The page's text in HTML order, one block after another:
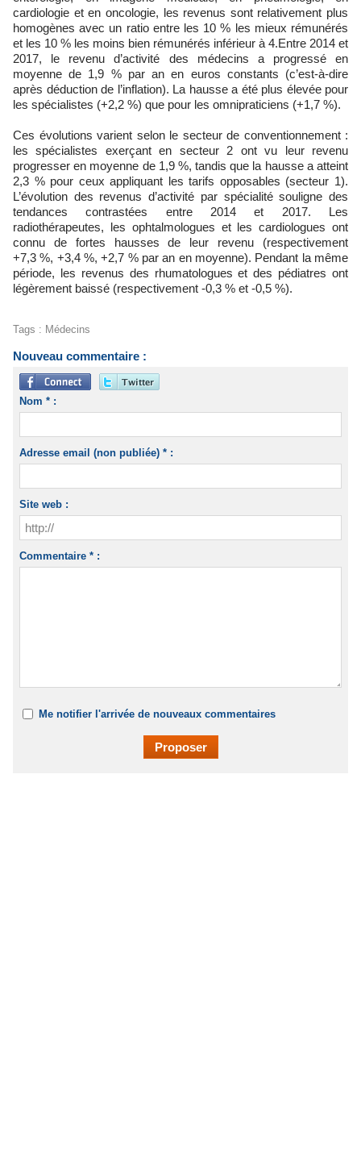
cardiologie et en oncologie, les revenus sont relativement plus
homogènes avec un ratio entre les 10 % les mieux rémunérés
et les 10 % les moins bien rémunérés inférieur à 4.Entre 2014 et
2017, le revenu d’activité des médecins a progressé en
moyenne de 1,9 % par an en euros constants (c’est-à-dire
après déduction de l’inflation). La hausse a été plus élevée pour
les spécialistes (+2,2 %) que pour les omnipraticiens (+1,7 %).
Ces évolutions varient selon le secteur de conventionnement :
les spécialistes exerçant en secteur 2 ont vu leur revenu
progresser en moyenne de 1,9 %, tandis que la hausse a atteint
2,3 % pour ceux appliquant les tarifs opposables (secteur 1).
L’évolution des revenus d’activité par spécialité souligne des
tendances contrastées entre 2014 et 2017. Les
radiothérapeutes, les ophtalmologues et les cardiologues ont
connu de fortes hausses de leur revenu (respectivement
+7,3 %, +3,4 %, +2,7 % par an en moyenne). Pendant la même
période, les revenus des rhumatologues et des pédiatres ont
légèrement baissé (respectivement -0,3 % et -0,5 %).
Tags : Médecins
Nouveau commentaire :
Nom * :
Adresse email (non publiée) * :
Site web :
Commentaire * :
Me notifier l'arrivée de nouveaux commentaires